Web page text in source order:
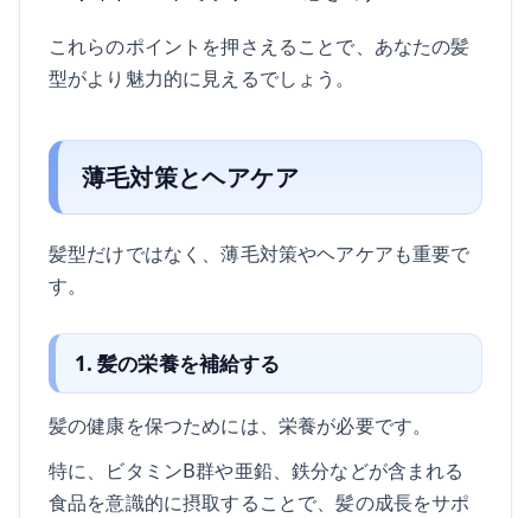
これらのポイントを押さえることで、あなたの髪
型がより魅力的に見えるでしょう。
薄毛対策とヘアケア
髪型だけではなく、薄毛対策やヘアケアも重要で
す。
1. 髪の栄養を補給する
髪の健康を保つためには、栄養が必要です。
特に、ビタミンB群や亜鉛、鉄分などが含まれる
食品を意識的に摂取することで、髪の成長をサポ